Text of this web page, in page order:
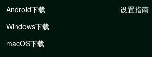
Android下载
Windows下载
macOS下载
设置指南